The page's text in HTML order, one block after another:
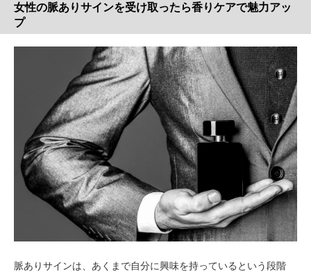
女性の脈ありサインを受け取ったら香りケアで魅力アッ
プ
脈ありサインは、あくまで自分に興味を持っているという段階